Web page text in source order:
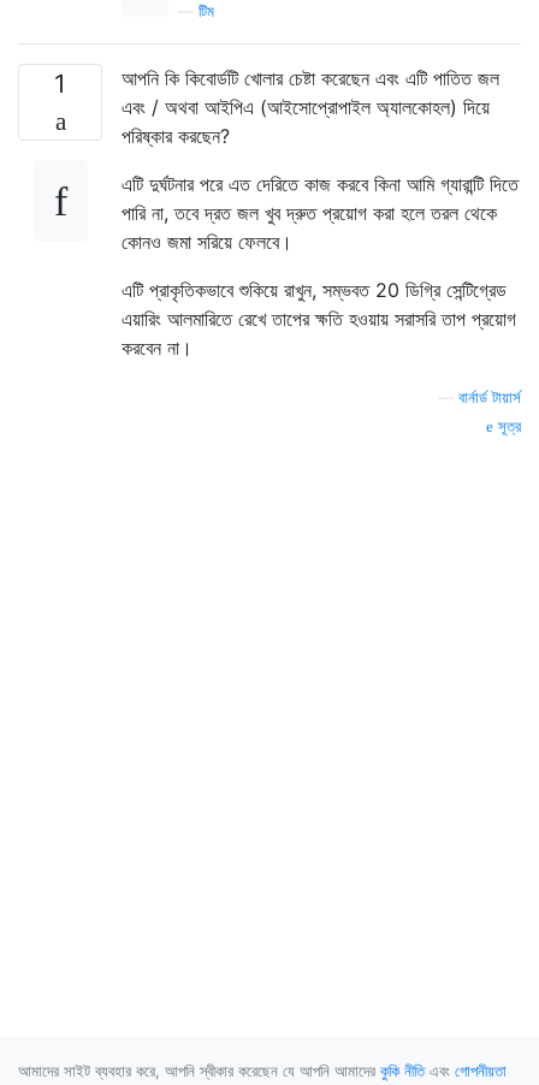
টিম
1
আপনি কি কিবোর্ডটি খোলার চেষ্টা করেছেন এবং এটি পাতিত জল
এবং / অথবা আইপিএ (আইসোপ্রোপাইল অ্যালকোহল) দিয়ে
পরিষ্কার করছেন?
এটি দুর্ঘটনার পরে এত দেরিতে কাজ করবে কিনা আমি গ্যারান্টি দিতে
পারি না, তবে দ্রত জল খুব দ্রুত প্রয়োগ করা হলে তরল থেকে
কোনও জমা সরিয়ে ফেলবে।
এটি প্রাকৃতিকভাবে শুকিয়ে রাখুন, সম্ভবত 20 ডিগ্রি সেন্টিগ্রেড
এয়ারিং আলমারিতে রেখে তাপের ক্ষতি হওয়ায় সরাসরি তাপ প্রয়োগ
করবেন না।
বার্নার্ড টায়ার্স
সূত্র
আমাদের সাইট ব্যবহার করে, আপনি স্বীকার করেছেন যে আপনি আমাদের কুকি নীতিএবং গোপনীয়তা